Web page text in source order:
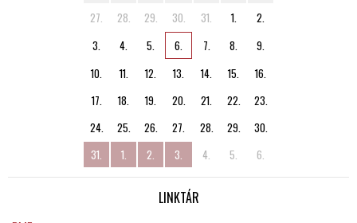
27.
28. 29. 30. 31. 1.
2.
3.
4. 5. 6. 7. 8.
9.
10.
11. 12. 13. 14. 15.
16.
17.
18. 19. 20. 21. 22.
23.
24.
25. 26. 27. 28. 29.
30.
31.
1. 2. 3. 4. 5. 6.
LINKTÁR